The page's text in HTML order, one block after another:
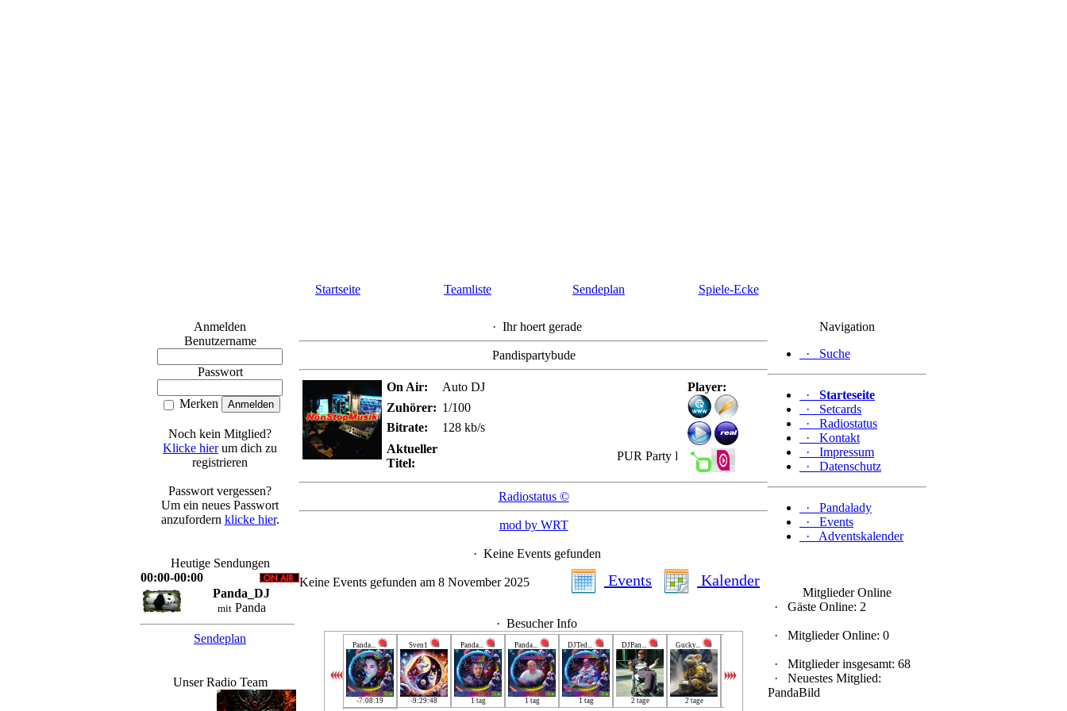
Startseite Teamliste Sendeplan Spiele-Ecke
Anmelden
Benutzername
Passwort
Merken
Noch kein Mitglied?
Klicke hierum dich zu
registrieren
Passwort vergessen?
Um ein neues Passwort
anzufordern klicke hier.
Heutige Sendungen
00:00-00:00
Panda_DJ
mitPanda
Sendeplan
Unser Radio Team
· Ihr hoert gerade
Pandispartybude
On Air: Auto DJ
Player:
Zuhörer: 1/100
Bitrate:
128 kb/s
Aktueller
Titel:
PUR Party Hitmix Original
Radiostatus ©
mod by WRT
· Keine Events gefunden
Events Kalender
Keine Events gefunden am 8 November 2025
· Besucher Info
Panda...
-7:08:19
Sven1
-9:29:48
Panda...
1 tag
Panda...
1 tag
DJTed...
1 tag
DJPan...
2 tage
Gucky...
2 tage
Navigation
·
Suche
·
Starteseite
·
Setcards
·
Radiostatus
·
Kontakt
·
Impressum
·
Datenschutz
·
Pandalady
·
Events
·
Adventskalender
Mitglieder Online
·
Gäste Online: 2
· Mitglieder Online: 0
·
Mitglieder insgesamt: 68
·
Neuestes Mitglied:
PandaBild